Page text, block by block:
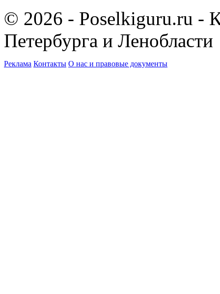
© 2026 - Poselkiguru.ru -
Петербурга и Ленобласти
Реклама Контакты О нас и правовые документы